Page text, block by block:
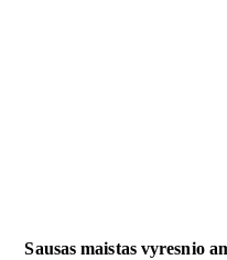
Sausas maistas vyresnio